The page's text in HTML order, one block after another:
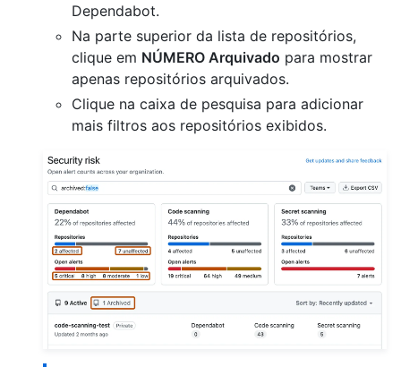
Dependabot.
Na parte superior da lista de repositórios,
clique em NÚMERO Arquivado para mostrar
apenas repositórios arquivados.
Clique na caixa de pesquisa para adicionar
mais filtros aos repositórios exibidos.